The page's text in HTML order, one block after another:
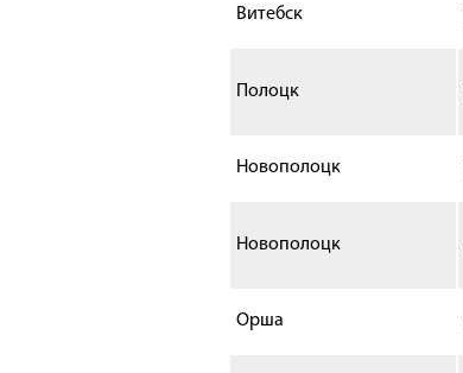
Витебск
Полоцк
Новополоцк
Новополоцк
Орша